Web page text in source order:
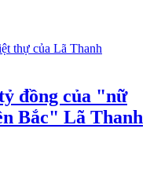
đồng của "nữ
Bắc" Lã Thanh